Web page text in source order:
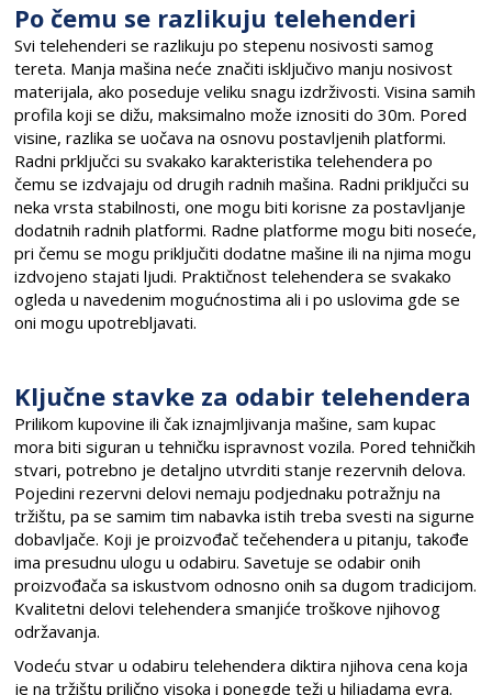
Po čemu se razlikuju telehenderi
Svi telehenderi se razlikuju po stepenu nosivosti samog
tereta. Manja mašina neće značiti isključivo manju nosivost
materijala, ako poseduje veliku snagu izdrživosti. Visina samih
profila koji se dižu, maksimalno može iznositi do 30m. Pored
visine, razlika se uočava na osnovu postavljenih platformi.
Radni prključci su svakako karakteristika telehendera po
čemu se izdvajaju od drugih radnih mašina. Radni priključci su
neka vrsta stabilnosti, one mogu biti korisne za postavljanje
dodatnih radnih platformi. Radne platforme mogu biti noseće,
pri čemu se mogu priključiti dodatne mašine ili na njima mogu
izdvojeno stajati ljudi. Praktičnost telehendera se svakako
ogleda u navedenim mogućnostima ali i po uslovima gde se
oni mogu upotrebljavati.
Ključne stavke za odabir telehendera
Prilikom kupovine ili čak iznajmljivanja mašine, sam kupac
mora biti siguran u tehničku ispravnost vozila. Pored tehničkih
stvari, potrebno je detaljno utvrditi stanje rezervnih delova.
Pojedini rezervni delovi nemaju podjednaku potražnju na
tržištu, pa se samim tim nabavka istih treba svesti na sigurne
dobavljače. Koji je proizvođač tečehendera u pitanju, takođe
ima presudnu ulogu u odabiru. Savetuje se odabir onih
proizvođača sa iskustvom odnosno onih sa dugom tradicijom.
Kvalitetni delovi telehendera smanjiće troškove njihovog
održavanja.
Vodeću stvar u odabiru telehendera diktira njihova cena koja
je na tržištu prilično visoka i ponegde teži u hiljadama evra.